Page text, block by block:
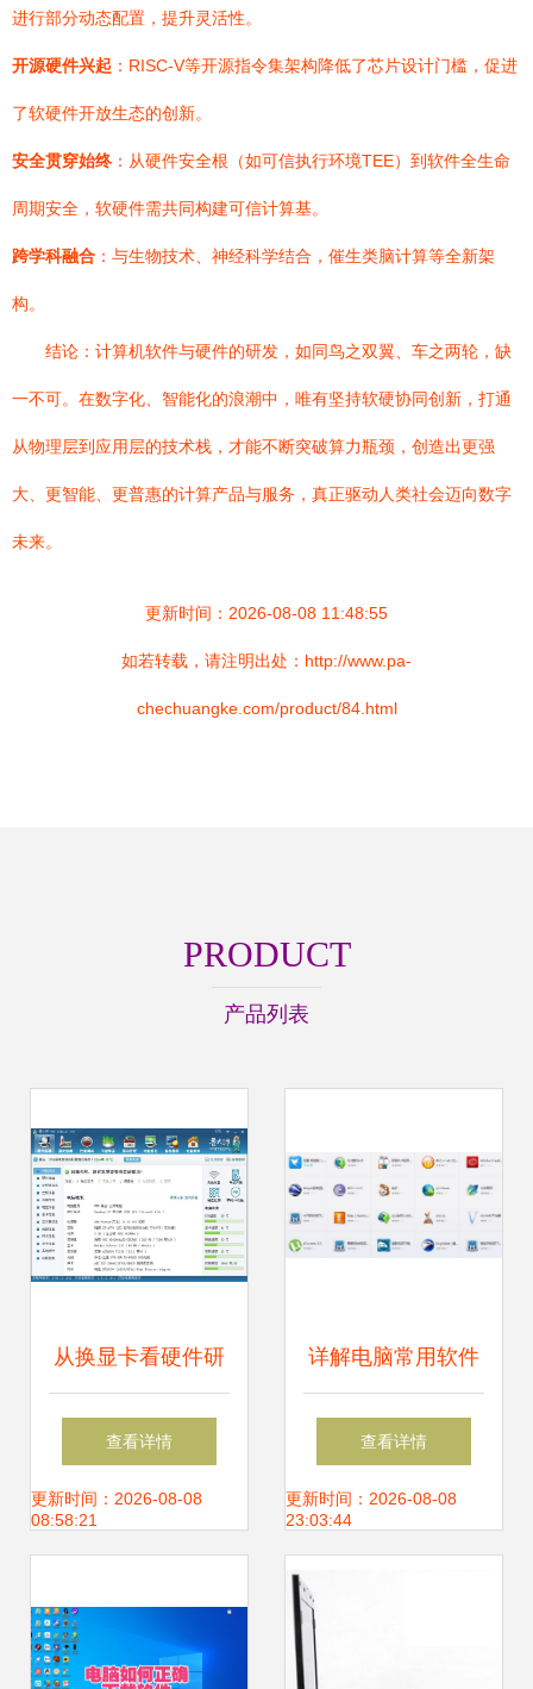
进行部分动态配置，提升灵活性。
开源硬件兴起 ：RISC-V等开源指令集架构降低了芯片设计门槛，促进
了软硬件开放生态的创新。
安全贯穿始终：从硬件安全根（如可信执行环境TEE）到软件全生命
周期安全，软硬件需共同构建可信计算基。
跨学科融合 ：与生物技术、神经科学结合，催生类脑计算等全新架
构。
结论：计算机软件与硬件的研发，如同鸟之双翼、车之两轮，缺
一不可。在数字化、智能化的浪潮中，唯有坚持软硬协同创新，打通
从物理层到应用层的技术栈，才能不断突破算力瓶颈，创造出更强
大、更智能、更普惠的计算产品与服务，真正驱动人类社会迈向数字
未来。
更新时间：2026-08-08 11:48:55
如若转载，请注明出处：http://www.pa-
chechuangke.com/product/84.html
PRODUCT
产品列表
从换显卡看硬件研
发 技术挑战与创新
思考
查看详情
更新时间：2026-08-08
08:58:21
详解电脑常用软件
有哪些
查看详情
更新时间：2026-08-08
23:03:44